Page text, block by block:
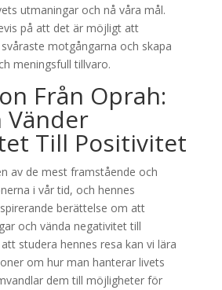
utmaningar och nå våra mål.
på att det är möjligt att
motgångarna och skapa
meningsfull tillvaro.
Från Oprah:
Vänder
Till Positivitet
av de mest framstående och
i vår tid, och hennes
berättelse om att
och vända negativitet till
studera hennes resa kan vi lära
om hur man hanterar livets
dem till möjligheter för